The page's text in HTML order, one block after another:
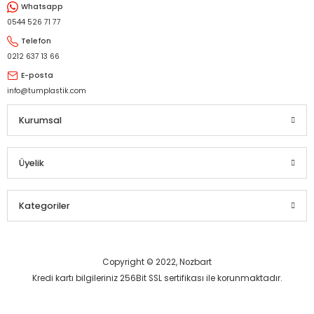
Whatsapp
0544 526 71 77
Telefon
0212 637 13 66
E-posta
info@tumplastik.com
Kurumsal
Üyelik
Kategoriler
Copyright © 2022, Nozbart
Kredi kartı bilgileriniz 256Bit SSL sertifikası ile korunmaktadır.